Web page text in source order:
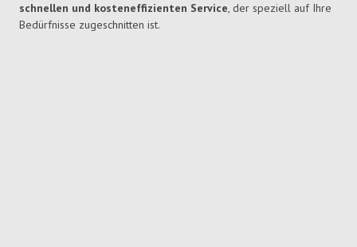
schnellen und kosteneffizienten Service, der speziell auf Ihre
Bedürfnisse zugeschnitten ist.